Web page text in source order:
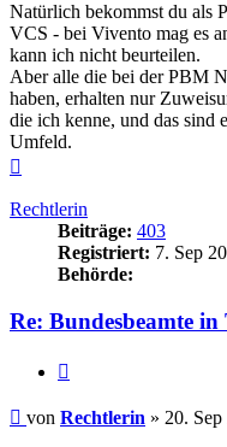
Natürlich bekommst du als
VCS - bei Vivento mag es
kann ich nicht beurteilen.
Aber alle die bei der PBM
haben, erhalten nur
die ich kenne, und das sind
Umfeld.
Rechtlerin
Beiträge: 403
Registriert: 7. Sep
Behörde:
Re: Bundesbeamte in
Beitrag
von Rechtlerin » 20.